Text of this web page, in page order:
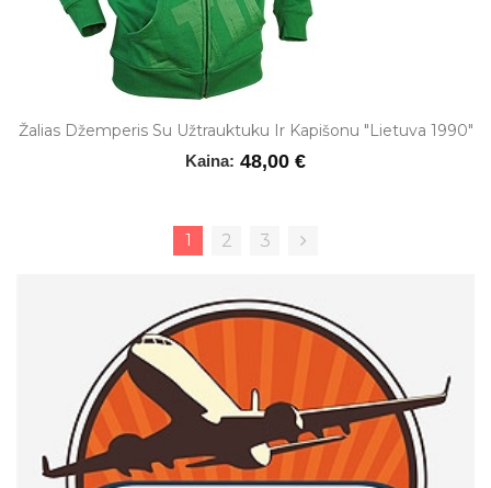
Žalias Džemperis Su Užtrauktuku Ir Kapišonu "Lietuva 1990"
Kaina: 48,00 €
1 2 3